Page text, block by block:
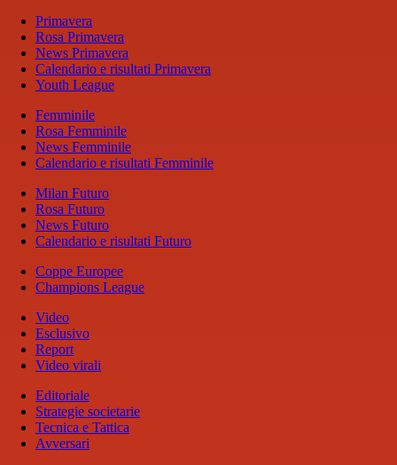
Primavera
Rosa Primavera
News Primavera
Calendario e risultati Primavera
Youth League
Femminile
Rosa Femminile
News Femminile
Calendario e risultati Femminile
Milan Futuro
Rosa Futuro
News Futuro
Calendario e risultati Futuro
Coppe Europee
Champions League
Video
Esclusivo
Report
Video virali
Editoriale
Strategie societarie
Tecnica e Tattica
Avversari